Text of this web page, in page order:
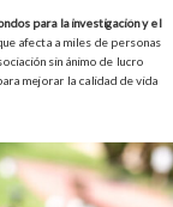
para la investigación y el
afecta a miles de personas
sin ánimo de lucro
mejorar la calidad de vida